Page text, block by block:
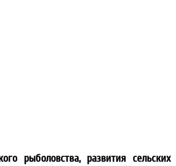
рыболовства, развития